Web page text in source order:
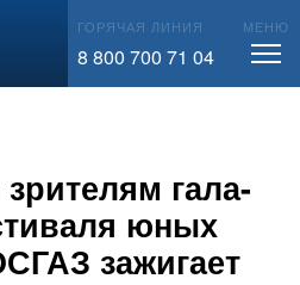
ГОРЯЧАЯ ЛИНИЯ
8 800 700 71 04
МЕНЮ
гала-
юных
зажигает